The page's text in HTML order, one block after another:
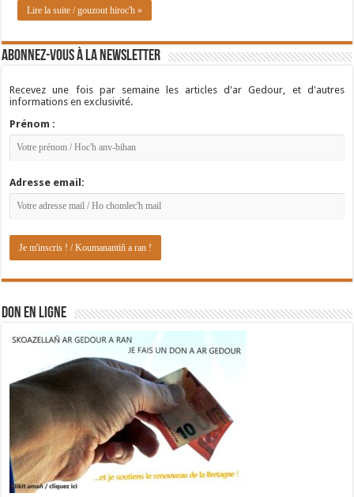
Lire la suite / gouzout hiroc'h »
Abonnez-vous à la newsletter
Recevez une fois par semaine les articles d'ar Gedour, et d'autres
informations en exclusivité.
Prénom :
Adresse email:
DON EN LIGNE